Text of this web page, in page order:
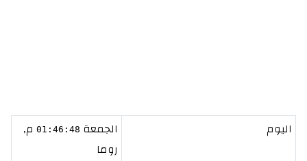
اليوم الجمعة 01:46:48 م,
روما